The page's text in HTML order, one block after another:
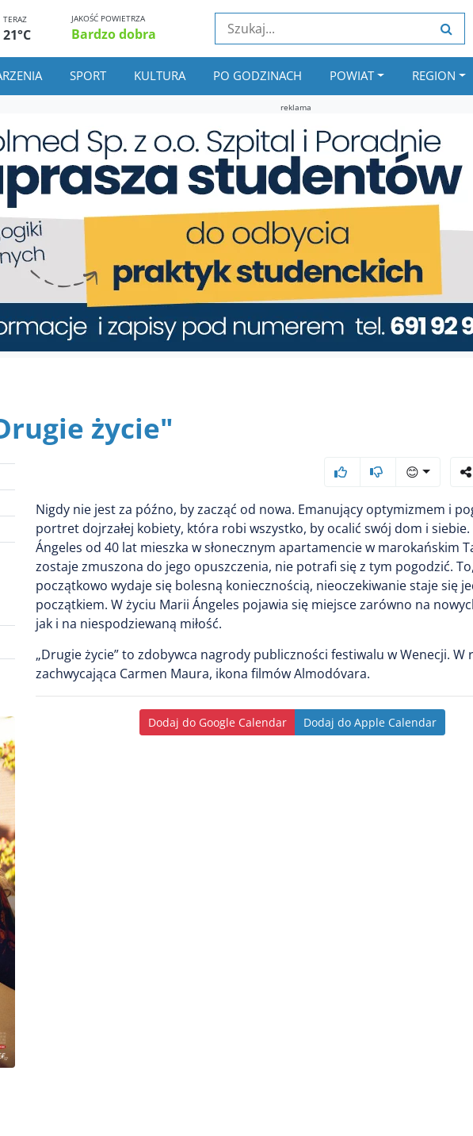
TERAZ
21°C
JAKOŚĆ POWIETRZA
Bardzo dobra
SPORT KULTURA PO GODZINACH POWIAT REGION
reklama
życie"
😊
Nigdy nie jest za późno, by zacząć od nowa. Emanujący optymizmem i
portret dojrzałej kobiety, która robi wszystko, by ocalić swój dom i
Ángeles od 40 lat mieszka w słonecznym apartamencie w marokańskim
zostaje zmuszona do jego opuszczenia, nie potrafi się z tym pogodzić.
początkowo wydaje się bolesną koniecznością, nieoczekiwanie staje się
początkiem. W życiu Marii Ángeles pojawia się miejsce zarówno na
jak i na niespodziewaną miłość.
„Drugie życie” to zdobywca nagrody publiczności festiwalu w Wenecji. W
zachwycająca Carmen Maura, ikona filmów Almodóvara.
Dodaj do Google Calendar Dodaj do Apple Calendar